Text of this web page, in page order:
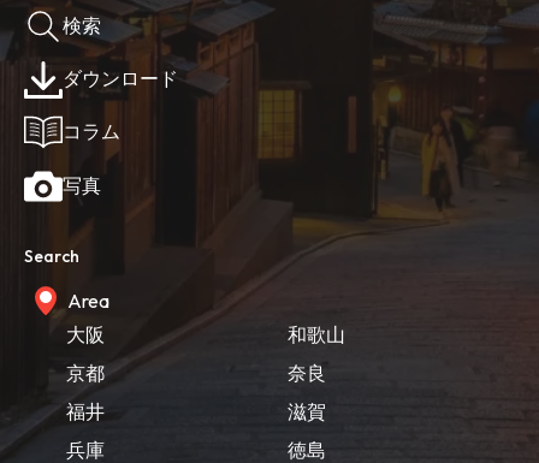
検索
ダウンロード
コラム
写真
Search
Area
大阪
京都
福井
兵庫
和歌山
奈良
滋賀
徳島